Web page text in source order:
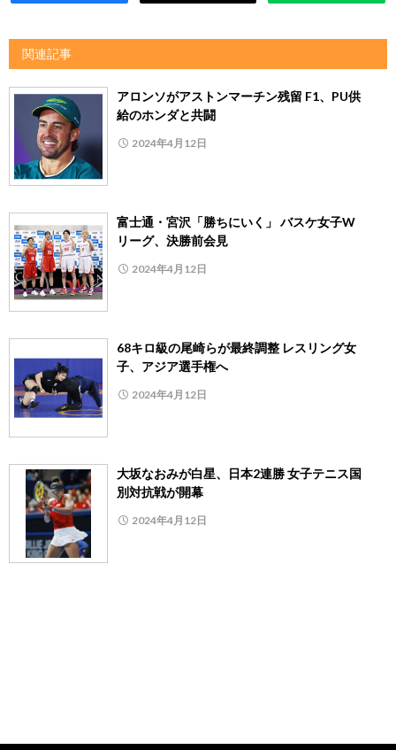
関連記事
アロンソがアストンマーチン残留 F1、PU供
給のホンダと共闘
2024年4月12日
富士通・宮沢「勝ちにいく」 バスケ女子W
リーグ、決勝前会見
2024年4月12日
68キロ級の尾崎らが最終調整 レスリング女
子、アジア選手権へ
2024年4月12日
大坂なおみが白星、日本2連勝 女子テニス国
別対抗戦が開幕
2024年4月12日